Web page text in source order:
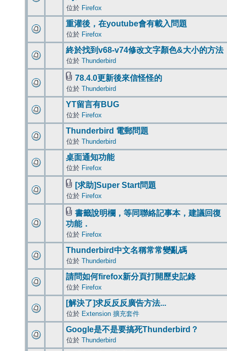
位於 Firefox
重灌後，在youtube會有載入問題
位於 Firefox
終於找到v68-v74修改文字顏色&大小的方法
位於 Thunderbird
78.4.0更新後來信怪怪的
位於 Thunderbird
YT留言有BUG
位於 Firefox
Thunderbird 電郵問題
位於 Thunderbird
桌面通知功能
位於 Firefox
[求助]Super Start問題
位於 Firefox
書籤說明欄，等同聯絡記事本，建議回復
功能．
位於 Firefox
Thunderbird中文名稱常常變亂碼
位於 Thunderbird
請問如何firefox新分頁打開歷史記錄
位於 Firefox
[解決了]求反反反廣告方法...
位於 Extension 擴充套件
Google是不是要搞死Thunderbird？
位於 Thunderbird